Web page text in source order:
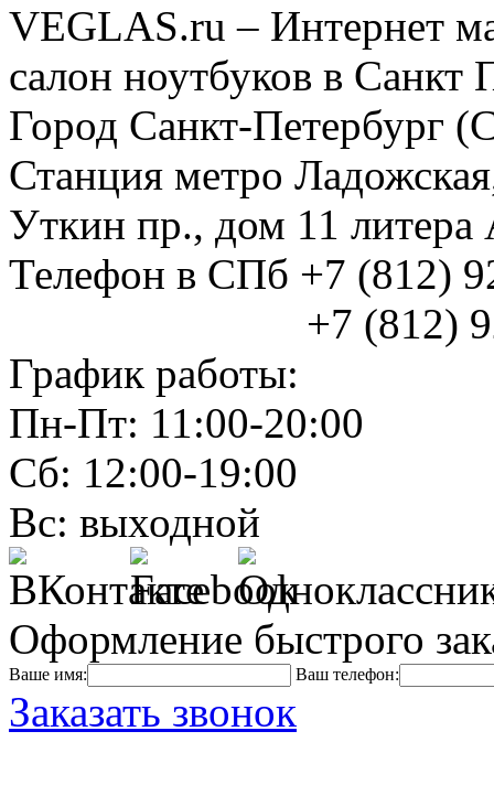
VEGLAS.ru – Интернет
салон ноутбуков в Санкт
Город Санкт-Петербург
Станция метро
Уткин пр., дом 11
Телефон в СПб +7 (812)
+7 (812)
График работы:
Пн-Пт: 11:00-20:00
Сб: 12:00-19:00
Вс: выходной
Оформление быстрого
Ваше имя: Ваш телефон:
Заказать звонок